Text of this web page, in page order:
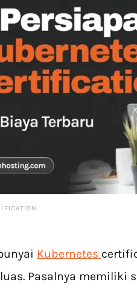
Kubernetes
Pasalnya